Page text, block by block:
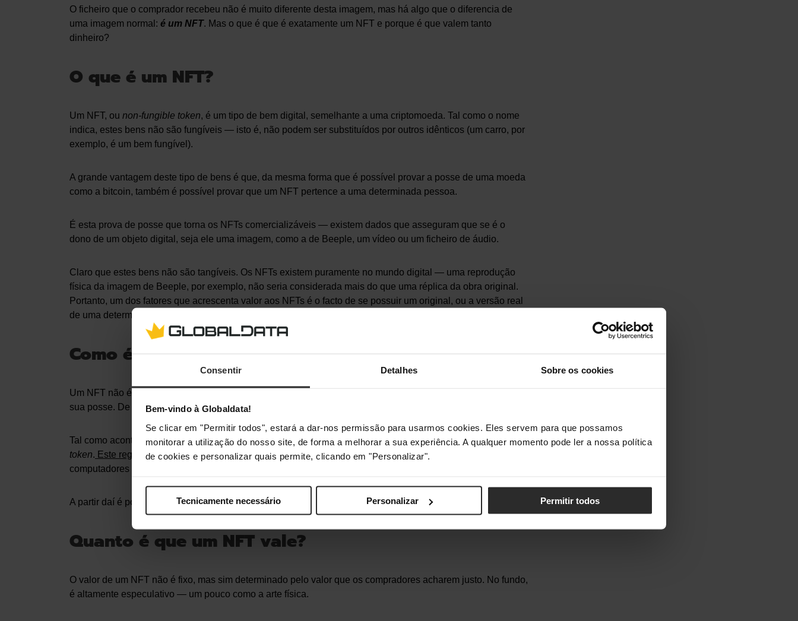
Consentir Detalhes Sobre os cookies
Bem-vindo à Globaldata!
Se clicar em "Permitir todos", estará a dar-nos permissão para usarmos cookies. Eles servem para que possamos
monitorar a utilização do nosso site, de forma a melhorar a sua experiência. A qualquer momento pode ler a nossa política
de cookies e personalizar quais permite, clicando em "Personalizar".
Tecnicamente necessário Personalizar Permitir todos
O ficheiro que o comprador recebeu não é muito diferente desta imagem, mas há algo que o diferencia de
uma imagem normal: é um NFT. Mas o que é que é exatamente um NFT e porque é que valem tanto
dinheiro?
O que é um NFT?
Um NFT, ou non-fungible token, é um tipo de bem digital, semelhante a uma criptomoeda. Tal como o nome
indica, estes bens não são fungíveis — isto é, não podem ser substituídos por outros idênticos (um carro, por
exemplo, é um bem fungível).
A grande vantagem deste tipo de bens é que, da mesma forma que é possível provar a posse de uma moeda
como a bitcoin, também é possível provar que um NFT pertence a uma determinada pessoa.
É esta prova de posse que torna os NFTs comercializáveis — existem dados que asseguram que se é o
dono de um objeto digital, seja ele uma imagem, como a de Beeple, um vídeo ou um ficheiro de áudio.
Claro que estes bens não são tangíveis. Os NFTs existem puramente no mundo digital — uma reprodução
física da imagem de Beeple, por exemplo, não seria considerada mais do que uma réplica da obra original.
Portanto, um dos fatores que acrescenta valor aos NFTs é o facto de se possuir um original, ou a versão real
de uma determinada obra.
Como é que os NFTs funcionam?
Um NFT não é mais do que um objeto virtual que foi inserido na blockchain de forma a criar um registo da
sua posse. De certa forma, é como se criasse um certificado digital de autenticidade.
Tal como acontece nas criptomoedas, é guardado um registo na blockchain de quem possui um determinado
token. Este registo não pode ser falsificado, visto que é assegurado por uma rede composta por milhares de
computadores em todo o mundo.
A partir daí é possível enviar otokenpara outro endereço, transferindo assim a sua posse.
Quanto é que um NFT vale?
O valor de um NFT não é fixo, mas sim determinado pelo valor que os compradores acharem justo. No fundo,
é altamente especulativo — um pouco como a arte física.